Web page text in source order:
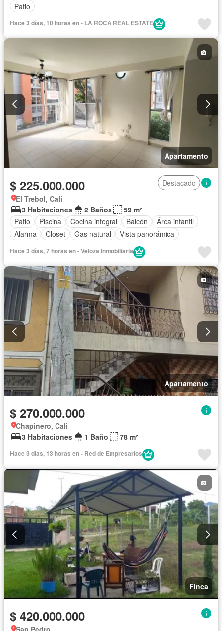
Patio
Hace 3 días, 10 horas en - LA ROCA REAL ESTATE
Apartamento
$ 225.000.000
Destacado
El Trebol, Cali
3 Habitaciones
2 Baños
59 m²
Patio
Piscina Cocina integral Balcón
Área infantil
Alarma
Closet Gas natural Vista panorámica
Hace 3 días, 7 horas en - Veloza Inmobiliaria
Apartamento
$ 270.000.000
Chapinero, Cali
3 Habitaciones
1 Baño 78 m²
Hace 3 días, 13 horas en - Red de Empresarios
Finca
$ 420.000.000
San Pedro